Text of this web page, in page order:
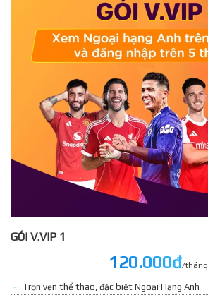
GÓI V.VIP 1
120.000đ/tháng
Trọn vẹn thể thao, đặc biệt Ngoại Hạng Anh